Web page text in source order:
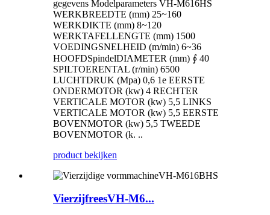
gegevens Modelparameters VH-M616HS
WERKBREEDTE (mm) 25~160
WERKDIKTE (mm) 8~120
WERKTAFELLENGTE (mm) 1500
VOEDINGSNELHEID (m/min) 6~36
HOOFDSpindelDIAMETER (mm) ∮ 40
SPILTOERENTAL (r/min) 6500
LUCHTDRUK (Mpa) 0,6 1e EERSTE
ONDERMOTOR (kw) 4 RECHTER
VERTICALE MOTOR (kw) 5,5 LINKS
VERTICALE MOTOR (kw) 5,5 EERSTE
BOVENMOTOR (kw) 5,5 TWEEDE
BOVENMOTOR (k. ..
product bekijken
VierzijfreesVH-M6...